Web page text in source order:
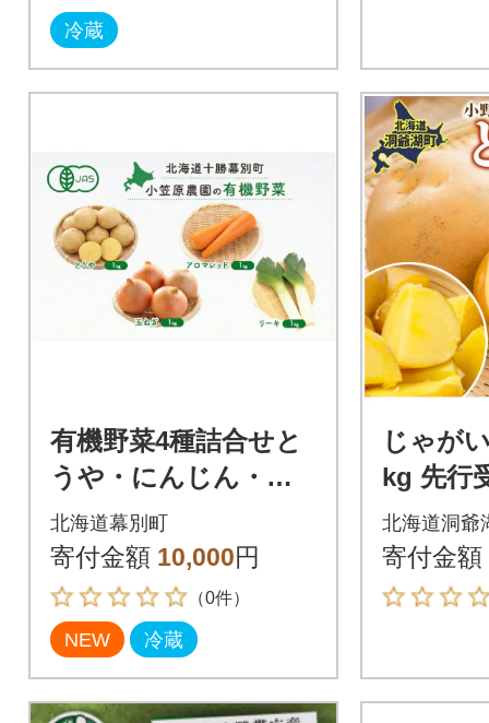
冷蔵
有機野菜4種詰合せと
うや・にんじん・玉
ねぎ・リーキ 各1kg
《秋出荷先行予約》[5
3691413]
北海道幕別町
寄付金額 10,000円
（0件）
NEW 冷蔵
じゃが
kg 先行
北海道
9月下旬
北海道洞爺
寄付金額